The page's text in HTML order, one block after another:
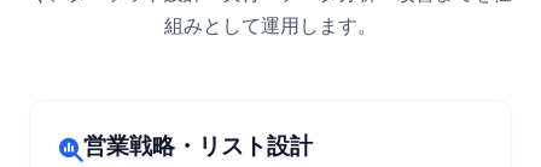
組みとして運用します。
営業戦略・リスト設計